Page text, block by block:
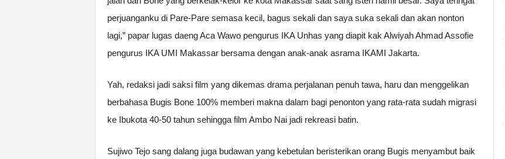
perjuanganku di Pare-Pare semasa kecil, bagus sekali dan saya suka sekali dan akan nonton
lagi,” papar lugas daeng Aca Wawo pengurus IKA Unhas yang diapit kak Alwiyah Ahmad Assofie
pengurus IKA UMI Makassar bersama dengan anak-anak asrama IKAMI Jakarta.
Yah, redaksi jadi saksi film yang dikemas drama perjalanan penuh tawa, haru dan menggelikan
berbahasa Bugis Bone 100% memberi makna dalam bagi penonton yang rata-rata sudah migrasi
ke Ibukota 40-50 tahun sehingga film Ambo Nai jadi rekreasi batin.
Sujiwo Tejo sang dalang juga budawan yang kebetulan beristerikan orang Bugis menyambut baik